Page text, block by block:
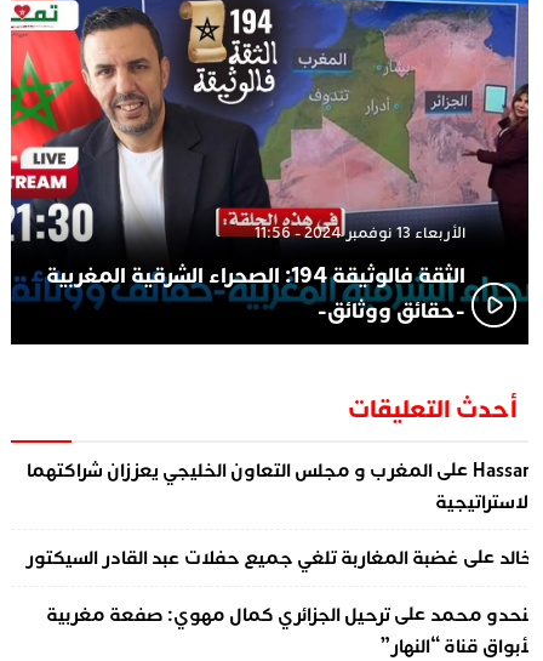
الأربعاء 13 نوفمبر 2024 - 11:56
الثقة فالوثيقة 194: الصحراء الشرقية المغربية
-حقائق ووثائق-
أحدث التعليقات
علىالمغرب و مجلس التعاون الخليجي يعززان شراكتهما
علىغضبة المغاربة تلغي جميع حفلات عبد القادر السيكتور
محمدعلىترحيل الجزائري كمال مهوي: صفعة مغربية
قناة “النهار”